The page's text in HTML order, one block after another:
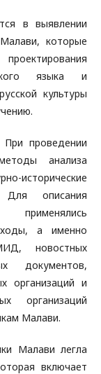
в выявлении
которые
языка и
культуры
При проведении
анализа
исторические
Для описания
а именно
новостных
документов,
организаций и
организаций
Малави.
Малави легла
включает